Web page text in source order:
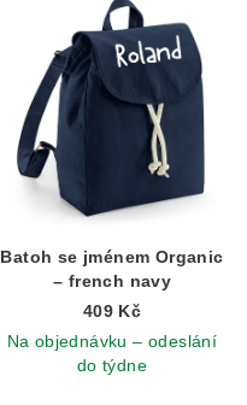
Batoh se jménem Organic
– french navy
409 Kč
Na objednávku – odeslání
do týdne